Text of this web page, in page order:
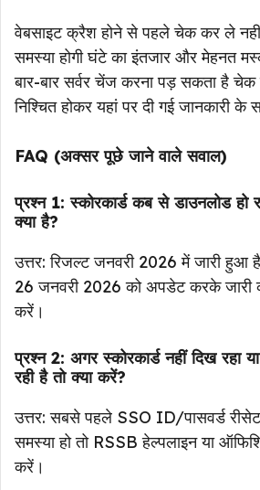
वेबसाइट क्रैश होने से पहले चेक कर ले
समस्या होगी घंटे का इंतजार और मेहनत
बार-बार सर्वर चेंज करना पड़ सकता है
निश्चित होकर यहां पर दी गई जानकारी
FAQ (अक्सर पूछे जाने वाले सवाल)
प्रश्न 1: स्कोरकार्ड कब से डाउनलोड
क्या है?
उत्तर: रिजल्ट जनवरी 2026 में जारी हुआ
26 जनवरी 2026 को अपडेट करके जारी
करें।
प्रश्न 2: अगर स्कोरकार्ड नहीं दिख रहा
रही है तो क्या करें?
उत्तर: सबसे पहले SSO ID/पासवर्ड
समस्या हो तो RSSB हेल्पलाइन या
करें।